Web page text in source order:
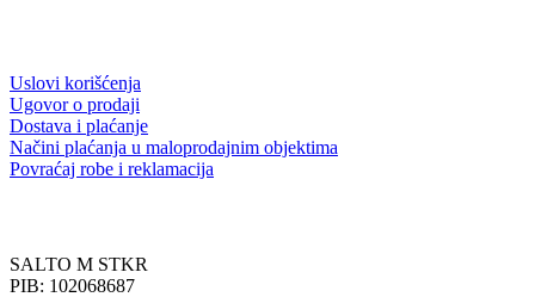
Uslovi korišćenja
Ugovor o prodaji
Dostava i plaćanje
Načini plaćanja u maloprodajnim objektima
Povraćaj robe i reklamacija
SALTO M STKR
PIB: 102068687